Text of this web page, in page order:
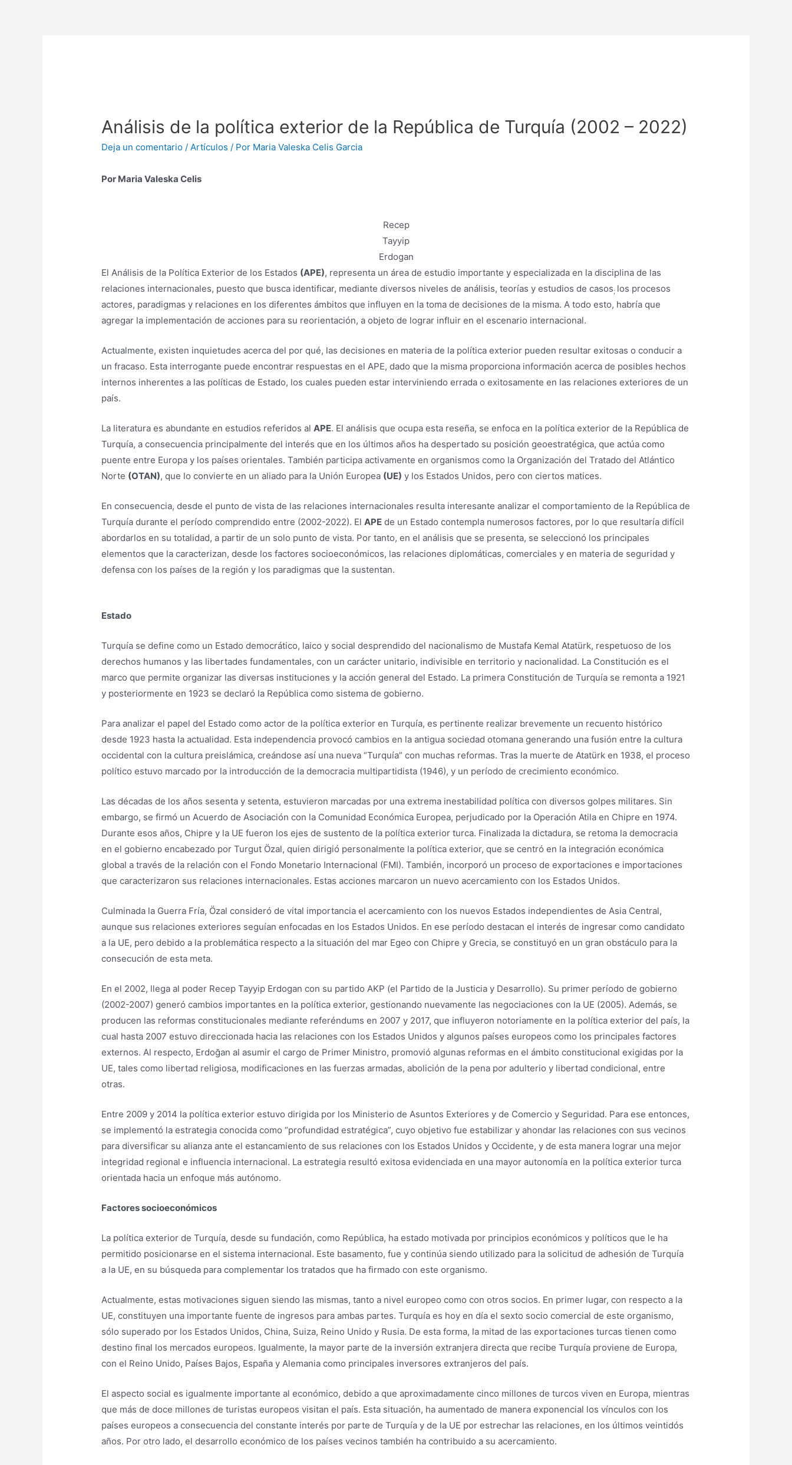
Análisis de la política exterior de la República de Turquía (2002 – 2022)
Deja un comentario /Artículos / Por Maria Valeska Celis Garcia
Por Maria Valeska Celis
Recep
Tayyip
Erdogan
El Análisis de la Política Exterior de los Estados (APE), representa un área de estudio importante y especializada en la disciplina de las
relaciones internacionales, puesto que busca identificar, mediante diversos niveles de análisis, teorías y estudios de casos; los procesos
actores, paradigmas y relaciones en los diferentes ámbitos que influyen en la toma de decisiones de la misma. A todo esto, habría que
agregar la implementación de acciones para su reorientación, a objeto de lograr influir en el escenario internacional.
Actualmente, existen inquietudes acerca del por qué, las decisiones en materia de la política exterior pueden resultar exitosas o conducir a
un fracaso. Esta interrogante puede encontrar respuestas en el APE, dado que la misma proporciona información acerca de posibles hechos
internos inherentes a las políticas de Estado, los cuales pueden estar interviniendo errada o exitosamente en las relaciones exteriores de un
país.
La literatura es abundante en estudios referidos alAPE. El análisis que ocupa esta reseña, se enfoca en la política exterior de la República de
Turquía, a consecuencia principalmente del interés que en los últimos años ha despertado su posición geoestratégica, que actúa como
puente entre Europa y los países orientales. También participa activamente en organismos como la Organización del Tratado del Atlántico
Norte (OTAN), que lo convierte en un aliado para la Unión Europea (UE) y los Estados Unidos, pero con ciertos matices.
En consecuencia, desde el punto de vista de las relaciones internacionales resulta interesante analizar el comportamiento de la República de
Turquía durante el período comprendido entre (2002-2022). ElAPE de un Estado contempla numerosos factores, por lo que resultaría difícil
abordarlos en su totalidad, a partir de un solo punto de vista. Por tanto, en el análisis que se presenta, se seleccionó los principales
elementos que la caracterizan, desde los factores socioeconómicos, las relaciones diplomáticas, comerciales y en materia de seguridad y
defensa con los países de la región y los paradigmas que la sustentan.
Estado
Turquía se define como un Estado democrático, laico y social desprendido del nacionalismo de Mustafa Kemal Atatürk, respetuoso de los
derechos humanos y las libertades fundamentales, con un carácter unitario, indivisible en territorio y nacionalidad. La Constitución es el
marco que permite organizar las diversas instituciones y la acción general del Estado. La primera Constitución de Turquía se remonta a 1921
y posteriormente en 1923 se declaró la República como sistema de gobierno.
Para analizar el papel del Estado como actor de la política exterior en Turquía, es pertinente realizar brevemente un recuento histórico
desde 1923 hasta la actualidad. Esta independencia provocó cambios en la antigua sociedad otomana generando una fusión entre la cultura
occidental con la cultura preislámica, creándose así una nueva “Turquía” con muchas reformas. Tras la muerte de Atatürk en 1938, el proceso
político estuvo marcado por la introducción de la democracia multipartidista (1946), y un período de crecimiento económico.
Las décadas de los años sesenta y setenta, estuvieron marcadas por una extrema inestabilidad política con diversos golpes militares. Sin
embargo, se firmó un Acuerdo de Asociación con la Comunidad Económica Europea, perjudicado por la Operación Atila en Chipre en 1974.
Durante esos años, Chipre y la UE fueron los ejes de sustento de la política exterior turca. Finalizada la dictadura, se retoma la democracia
en el gobierno encabezado por Turgut Özal, quien dirigió personalmente la política exterior, que se centró en la integración económica
global a través de la relación con el Fondo Monetario Internacional (FMI). También, incorporó un proceso de exportaciones e importaciones
que caracterizaron sus relaciones internacionales. Estas acciones marcaron un nuevo acercamiento con los Estados Unidos.
Culminada la Guerra Fría, Özal consideró de vital importancia el acercamiento con los nuevos Estados independientes de Asia Central,
aunque sus relaciones exteriores seguían enfocadas en los Estados Unidos. En ese período destacan el interés de ingresar como candidato
a la UE, pero debido a la problemática respecto a la situación del mar Egeo con Chipre y Grecia, se constituyó en un gran obstáculo para la
consecución de esta meta.
En el 2002, llega al poder Recep Tayyip Erdogan con su partido AKP (el Partido de la Justicia y Desarrollo). Su primer período de gobierno
(2002-2007) generó cambios importantes en la política exterior, gestionando nuevamente las negociaciones con la UE (2005). Además, se
producen las reformas constitucionales mediante referéndums en 2007 y 2017, que influyeron notoriamente en la política exterior del país, la
cual hasta 2007 estuvo direccionada hacia las relaciones con los Estados Unidos y algunos países europeos como los principales factores
externos. Al respecto, Erdoğan al asumir el cargo de Primer Ministro, promovió algunas reformas en el ámbito constitucional exigidas por la
UE, tales como libertad religiosa, modificaciones en las fuerzas armadas, abolición de la pena por adulterio y libertad condicional, entre
otras.
Entre 2009 y 2014 la política exterior estuvo dirigida por los Ministerio de Asuntos Exteriores y de Comercio y Seguridad. Para ese entonces,
se implementó la estrategia conocida como “profundidad estratégica”, cuyo objetivo fue estabilizar y ahondar las relaciones con sus vecinos
para diversificar su alianza ante el estancamiento de sus relaciones con los Estados Unidos y Occidente, y de esta manera lograr una mejor
integridad regional e influencia internacional. La estrategia resultó exitosa evidenciada en una mayor autonomía en la política exterior turca
orientada hacia un enfoque más autónomo.
Factores socioeconómicos
La política exterior de Turquía, desde su fundación, como República, ha estado motivada por principios económicos y políticos que le ha
permitido posicionarse en el sistema internacional. Este basamento, fue y continúa siendo utilizado para la solicitud de adhesión de Turquía
a la UE, en su búsqueda para complementar los tratados que ha firmado con este organismo.
Actualmente, estas motivaciones siguen siendo las mismas, tanto a nivel europeo como con otros socios. En primer lugar, con respecto a la
UE, constituyen una importante fuente de ingresos para ambas partes. Turquía es hoy en día el sexto socio comercial de este organismo,
sólo superado por los Estados Unidos, China, Suiza, Reino Unido y Rusia. De esta forma, la mitad de las exportaciones turcas tienen como
destino final los mercados europeos. Igualmente, la mayor parte de la inversión extranjera directa que recibe Turquía proviene de Europa,
con el Reino Unido, Países Bajos, España y Alemania como principales inversores extranjeros del país.
El aspecto social es igualmente importante al económico, debido a que aproximadamente cinco millones de turcos viven en Europa, mientras
que más de doce millones de turistas europeos visitan el país. Esta situación, ha aumentado de manera exponencial los vínculos con los
países europeos a consecuencia del constante interés por parte de Turquía y de la UE por estrechar las relaciones, en los últimos veintidós
años. Por otro lado, el desarrollo económico de los países vecinos también ha contribuido a su acercamiento.